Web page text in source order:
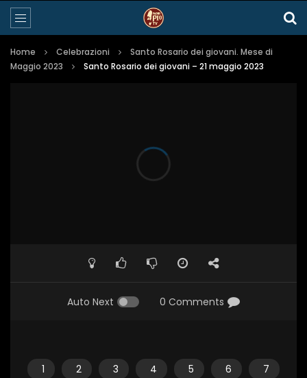
Home Celebrazioni
Santo Rosario dei giovani. Mese di
Maggio 2023
Santo Rosario dei giovani – 21 maggio 2023
Auto Next 0 Comments
1 2 3 4 5 6
7